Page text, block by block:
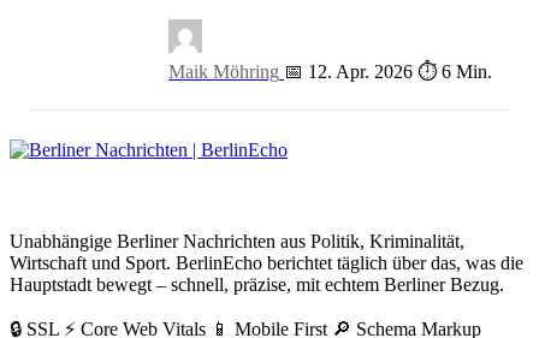
Maik Möhring 📅 12. Apr. 2026 ⏱ 6 Min.
Unabhängige Berliner Nachrichten aus Politik, Kriminalität,
Wirtschaft und Sport. BerlinEcho berichtet täglich über das, was die
Hauptstadt bewegt – schnell, präzise, mit echtem Berliner Bezug.
🔒 SSL ⚡ Core Web Vitals 📱 Mobile First 🔎 Schema Markup